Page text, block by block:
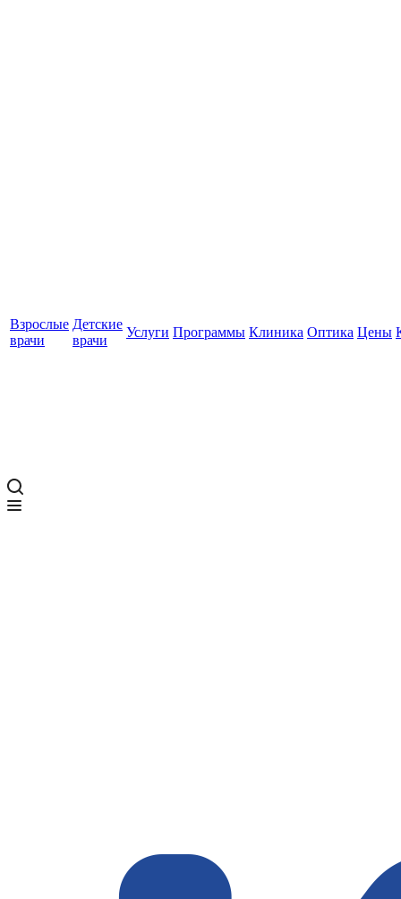
Взрослые
врачи
Детские
врачи
Услуги Программы Клиника Оптика Цены